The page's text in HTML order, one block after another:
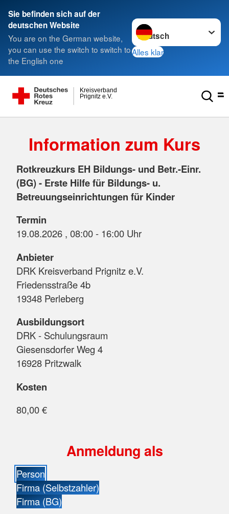
Sie befinden sich auf der
deutschen Website
You are on the German website,
you can use the switch to switch to
the English one
Sprache wechseln zu
Alles klar
Prignitz e.V.
Kreisverband
Information zum Kurs
Rotkreuzkurs EH Bildungs- und Betr.-Einr.
(BG) - Erste Hilfe für Bildungs- u.
Betreuungseinrichtungen für Kinder
Termin
19.08.2026 , 08:00 - 16:00 Uhr
Anbieter
DRK Kreisverband Prignitz e.V.
Friedensstraße 4b
19348 Perleberg
Ausbildungsort
DRK - Schulungsraum
Giesensdorfer Weg 4
16928 Pritzwalk
Kosten
80,00 €
Anmeldung als
Person
Firma (Selbstzahler)
Firma (BG)